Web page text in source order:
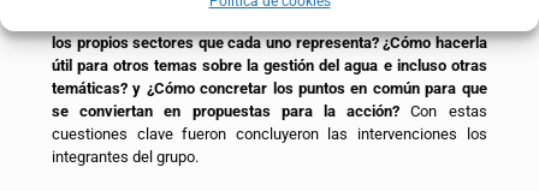
los propios sectores que cada uno representa? ¿Cómo hacerla
útil para otros temas sobre la gestión del agua e incluso otras
temáticas? y ¿Cómo concretar los puntos en común para que
se conviertan en propuestas para la acción? Con estas
cuestiones clave fueron concluyeron las intervenciones los
integrantes del grupo.